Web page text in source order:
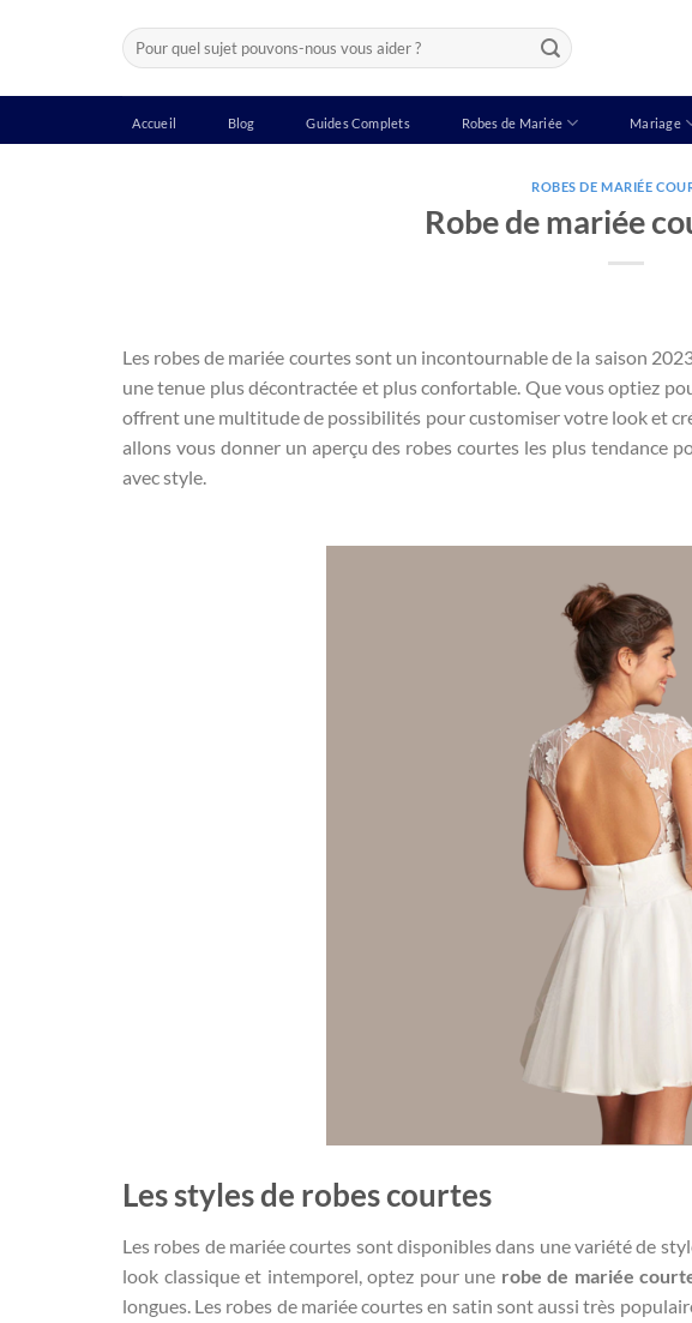
Recherche
pour :
Accueil Blog Guides Complets Robes de Mariée Mariage
ROBES DE MARIÉE
Robe de mariée
Les robes de mariée courtes sont un incontournable de la saison
une tenue plus décontractée et plus confortable. Que vous optiez
offrent une multitude de possibilités pour customiser votre look et
allons vous donner un aperçu des robes courtes les plus tendance
avec style.
Les styles de robes courtes
Les robes de mariée courtes sont disponibles dans une variété de
look classique et intemporel, optez pour une robe de mariée
longues. Les robes de mariée courtes en satin sont aussi très